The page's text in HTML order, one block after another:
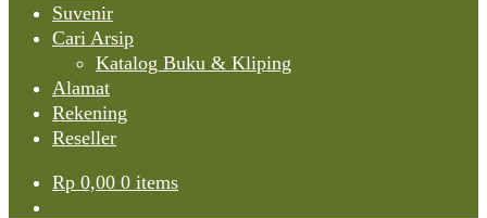
Suvenir
Cari Arsip
Katalog Buku & Kliping
Alamat
Rekening
Reseller
Rp 0,00 0 items